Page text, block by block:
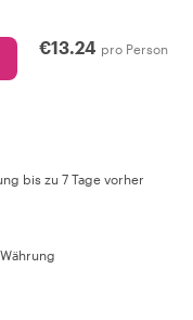
€13.24 pro Person
bis zu 7 Tage vorher